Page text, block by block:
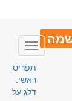
Toggle
תפריט
ראשי.
דלג על